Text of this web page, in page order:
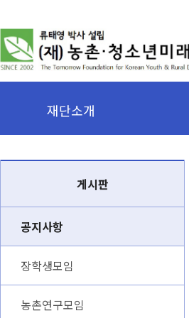
재단소개
게시판
공지사항
장학생모임
농촌연구모임